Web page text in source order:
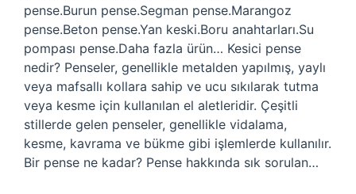
pense.Burun pense.Segman pense.Marangoz
pense.Beton pense.Yan keski.Boru anahtarları.Su
pompası pense.Daha fazla ürün… Kesici pense
nedir? Penseler, genellikle metalden yapılmış, yaylı
veya mafsallı kollara sahip ve ucu sıkılarak tutma
veya kesme için kullanılan el aletleridir. Çeşitli
stillerde gelen penseler, genellikle vidalama,
kesme, kavrama ve bükme gibi işlemlerde kullanılır.
Bir pense ne kadar? Pense hakkında sık sorulan…